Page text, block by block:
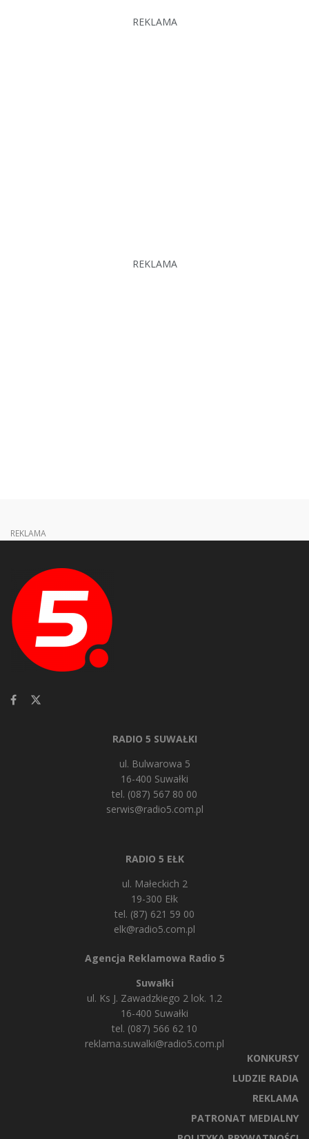
REKLAMA
REKLAMA
REKLAMA
RADIO 5 SUWAŁKI
ul. Bulwarowa 5
16-400 Suwałki
tel. (087) 567 80 00
serwis@radio5.com.pl
RADIO 5 EŁK
ul. Małeckich 2
19-300 Ełk
tel. (87) 621 59 00
elk@radio5.com.pl
Agencja Reklamowa Radio 5
Suwałki
ul. Ks J. Zawadzkiego 2 lok. 1.2
16-400 Suwałki
tel. (087) 566 62 10
reklama.suwalki@radio5.com.pl
KONKURSY
LUDZIE RADIA
REKLAMA
PATRONAT MEDIALNY